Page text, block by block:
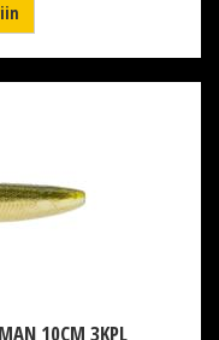
10CM 3KPL